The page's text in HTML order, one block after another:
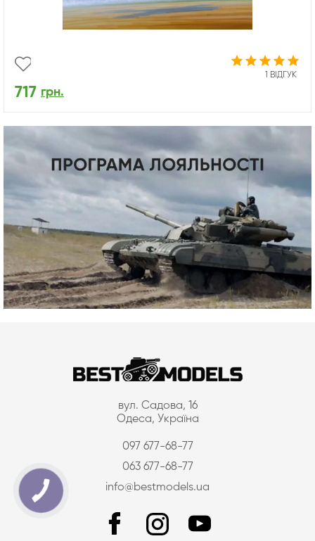
1 ВІДГУК
717 грн.
вул. Садова, 16
Одеса, Україна
097 677-68-77
063 677-68-77
info@bestmodels.ua